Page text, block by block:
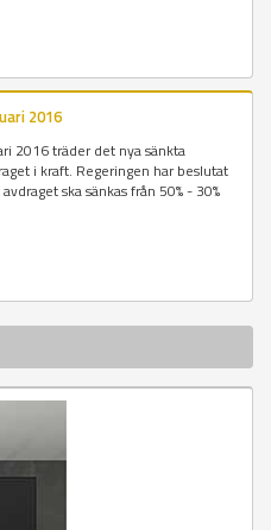
2016
2016 träder det nya sänkta
i kraft. Regeringen har beslutat
ska sänkas från 50% - 30%